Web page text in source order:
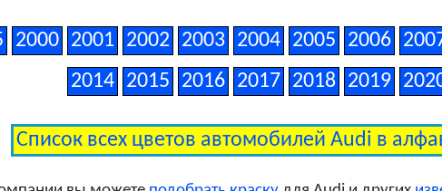
Mythos Black Metallic
Florett Silver Metallic
2000 2001 2002 2003 2004 2005 2006
2014
2015 2016 2017 2018 2019
Список всех цветов автомобилей Audi в